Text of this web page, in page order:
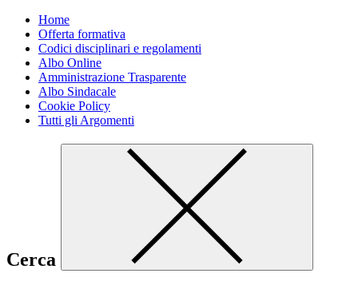
Home
Offerta formativa
Codici disciplinari e regolamenti
Albo Online
Amministrazione Trasparente
Albo Sindacale
Cookie Policy
Tutti gli Argomenti
Cerca